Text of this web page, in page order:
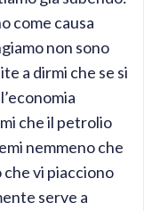
come causa
non sono
a dirmi che se si
che il petrolio
nemmeno che
vi piacciono
serve a